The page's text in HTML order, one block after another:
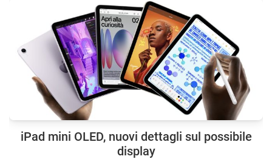
iPad mini OLED, nuovi dettagli sul possibile
display